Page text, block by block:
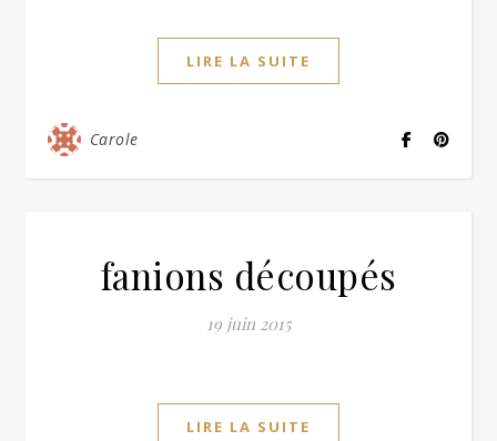
LIRE LA SUITE
Carole
fanions découpés
19 juin 2015
LIRE LA SUITE